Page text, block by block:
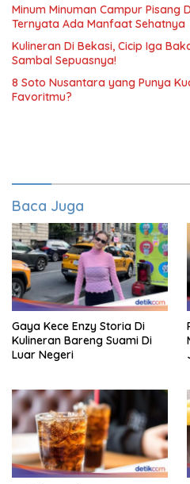
Minum Minuman Campur Pisang
Ternyata Ada Manfaat Sehatnya
Kulineran Di Bekasi, Cicip Iga
Sambal Sepuasnya!
8 Soto Nusantara yang Punya
Favoritmu?
Baca Juga
Gaya Kece Enzy Storia Di
Kulineran Bareng Suami Di
Luar Negeri